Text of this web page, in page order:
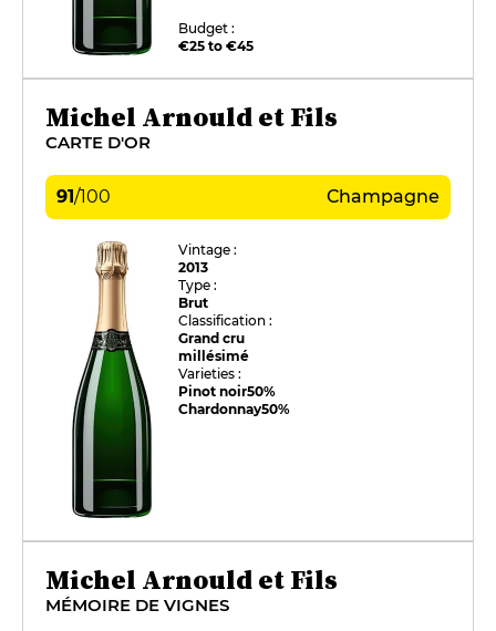
Budget :
€25 to €45
Michel Arnould et Fils
CARTE D'OR
91/100 Champagne
Vintage :
2013
Type :
Brut
Classification :
Grand cru
millésimé
Varieties :
Pinot noir50%
Chardonnay50%
Michel Arnould et Fils
MÉMOIRE DE VIGNES